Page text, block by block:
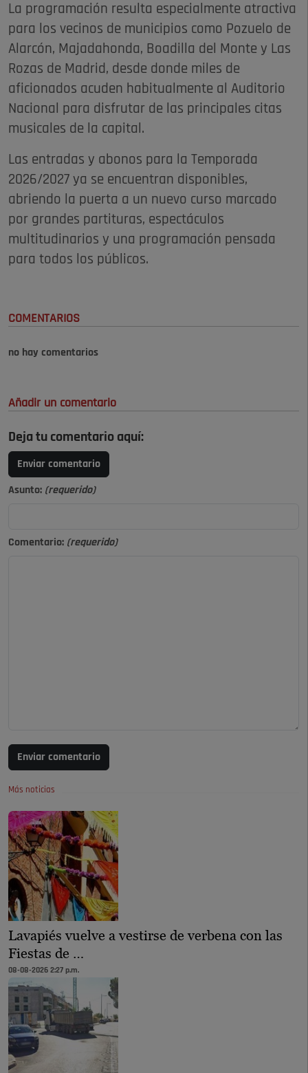
La programación resulta especialmente atractiva
para los vecinos de municipios como Pozuelo de
Alarcón, Majadahonda, Boadilla del Monte y Las
Rozas de Madrid, desde donde miles de
aficionados acuden habitualmente al Auditorio
Nacional para disfrutar de las principales citas
musicales de la capital.
Las entradas y abonos para la Temporada
2026/2027 ya se encuentran disponibles,
abriendo la puerta a un nuevo curso marcado
por grandes partituras, espectáculos
multitudinarios y una programación pensada
para todos los públicos.
COMENTARIOS
no hay comentarios
Añadir un comentario
Deja tu comentario aquí:
Enviar comentario
Asunto: (requerido)
Comentario: (requerido)
Enviar comentario
Más noticias
Lavapiés vuelve a vestirse de verbena con las
Fiestas de …
08-08-2026 2:27 p.m.